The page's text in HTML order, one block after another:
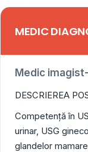
MEDIC
Medic
DESCRIEREA
Competență în
urinar, USG
glandelor